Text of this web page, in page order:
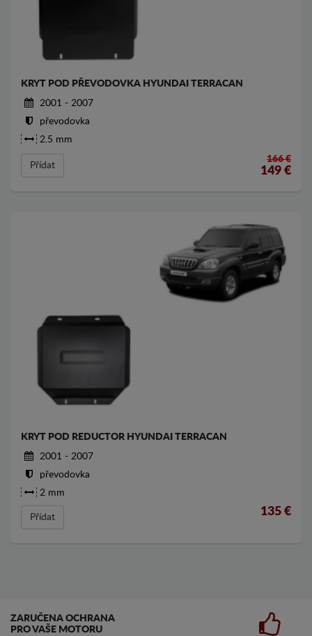
KRYT POD PŘEVODOVKA HYUNDAI TERRACAN
2001 - 2007
převodovka
2.5 mm
Přídat
166 €
149 €
KRYT POD REDUCTOR HYUNDAI TERRACAN
2001 - 2007
převodovka
2 mm
Přídat 135 €
ZARUČENA OCHRANA
PRO VAŠE MOTORU